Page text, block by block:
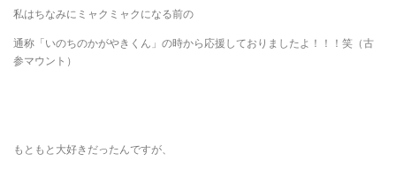
私はちなみにミャクミャクになる前の
通称「いのちのかがやきくん」の時から応援しておりましたよ！！！笑（古
参マウント）
もともと大好きだったんですが、